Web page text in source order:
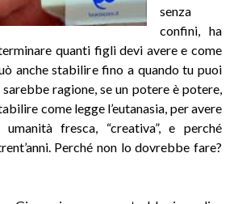
senza
confini, ha
quanti figli devi avere e come
anche stabilire fino a quando tu puoi
ragione, se un potere è potere,
come legge l’eutanasia, per avere
fresca, “creativa”, e perché
Perché non lo dovrebbe fare?